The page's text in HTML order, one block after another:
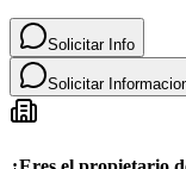
Solicitar Info
Solicitar